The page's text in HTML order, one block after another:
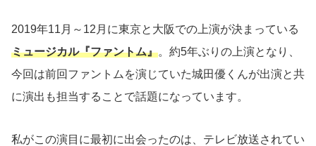
2019年11月～12月に東京と大阪での上演が決まっている
ミュージカル『ファントム』。約5年ぶりの上演となり、
今回は前回ファントムを演じていた城田優くんが出演と共
に演出も担当することで話題になっています。
私がこの演目に最初に出会ったのは、テレビ放送されてい